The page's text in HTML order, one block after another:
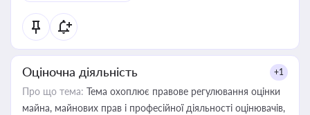
Оціночна діяльність +1
Про що тема: Тема охоплює правове регулювання оцінки
майна, майнових прав і професійної діяльності оцінювачів,